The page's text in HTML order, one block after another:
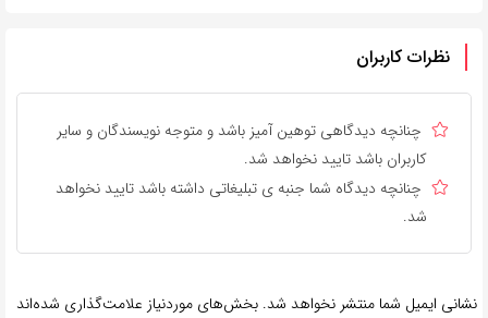
نظرات کاربران
چنانچه دیدگاهی توهین آمیز باشد و متوجه نویسندگان و سایر
کاربران باشد تایید نخواهد شد.
چنانچه دیدگاه شما جنبه ی تبلیغاتی داشته باشد تایید نخواهد
شد.
نشانی ایمیل شما منتشر نخواهد شد. بخش‌های موردنیاز علامت‌گذاری شده‌اند